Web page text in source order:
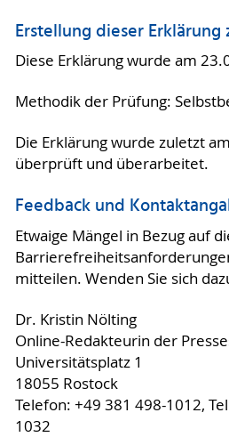
Erstellung dieser
Diese Erklärung wurde am
Methodik der Prüfung:
Die Erklärung wurde zuletzt
überprüft und überarbeitet.
Feedback und
Etwaige Mängel in Bezug auf
mitteilen. Wenden Sie sich
Dr. Kristin Nölting
Online-Redakteurin der
Universitätsplatz 1
18055 Rostock
Telefon: +49 381 498-1012,
1032